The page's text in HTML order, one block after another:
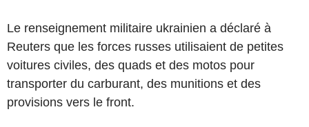
Le renseignement militaire ukrainien a déclaré à
Reuters que les forces russes utilisaient de petites
voitures civiles, des quads et des motos pour
transporter du carburant, des munitions et des
provisions vers le front.